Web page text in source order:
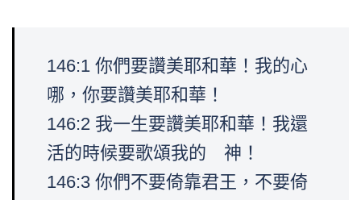
146:1 你們要讚美耶和華！我的心
哪，你要讚美耶和華！
146:2 我一生要讚美耶和華！我還
活的時候要歌頌我的 神！
146:3 你們不要倚靠君王，不要倚